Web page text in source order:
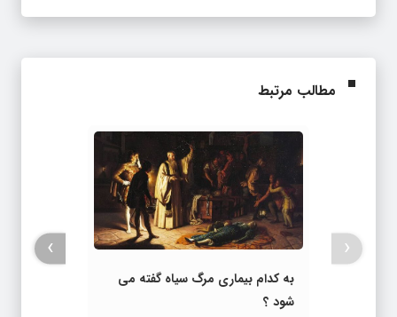
مطالب مرتبط
به کدام بیماری مرگ سیاه گفته می
شود ؟
‹
›